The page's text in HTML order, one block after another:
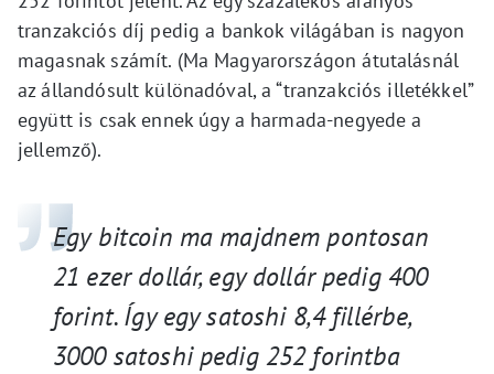
tranzakciós díj pedig a bankok világában is nagyon
magasnak számít. (Ma Magyarországon átutalásnál
az állandósult különadóval, a “tranzakciós illetékkel”
együtt is csak ennek úgy a harmada-negyede a
jellemző).
Egy bitcoin ma majdnem pontosan
21 ezer dollár, egy dollár pedig 400
forint. Így egy satoshi 8,4 fillérbe,
3000 satoshi pedig 252 forintba